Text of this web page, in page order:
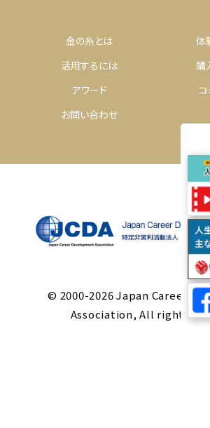
金の糸とは
体
活用するには
購
アワード
お問い合わせ
© 2000-2026 Japan Career
Association, All rights